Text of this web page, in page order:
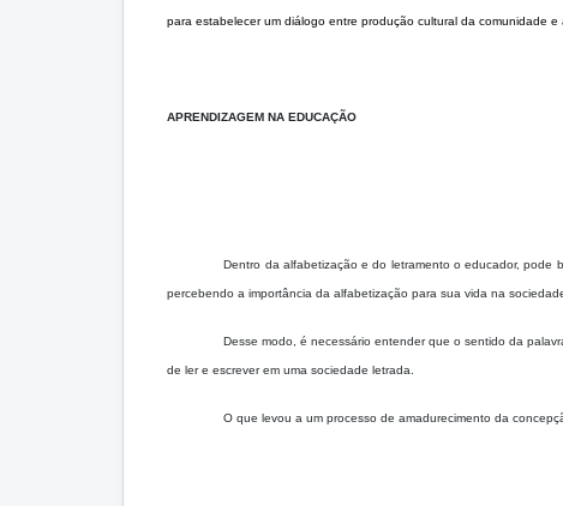
para estabelecer um diálogo entre produção cultural da comunidade e
APRENDIZAGEM NA EDUCAÇÃO
Dentro da alfabetização e do letramento o educador, pode
percebendo a importância da alfabetização para sua vida na
Desse modo, é necessário entender que o sentido da
de ler e escrever em uma sociedade letrada.
O que levou a um processo de amadurecimento da